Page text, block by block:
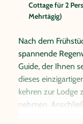
Heute werden
Manaus abgeholt
beginnen! Sie
Lodge gefahren.
können Sie sich
wenig in der
gibt. Nachmittags
schönsten Fluss
Archipel besteht
Cottage für 2
Mehrtägig)
Nach dem
spannende
Guide, der Ihnen
dieses
kehren zur Lodge
nehmen.